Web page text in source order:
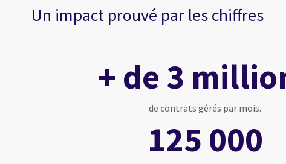
Un impact prouvé par les chiffres
+ de 3
de contrats gérés par mois.
125 000